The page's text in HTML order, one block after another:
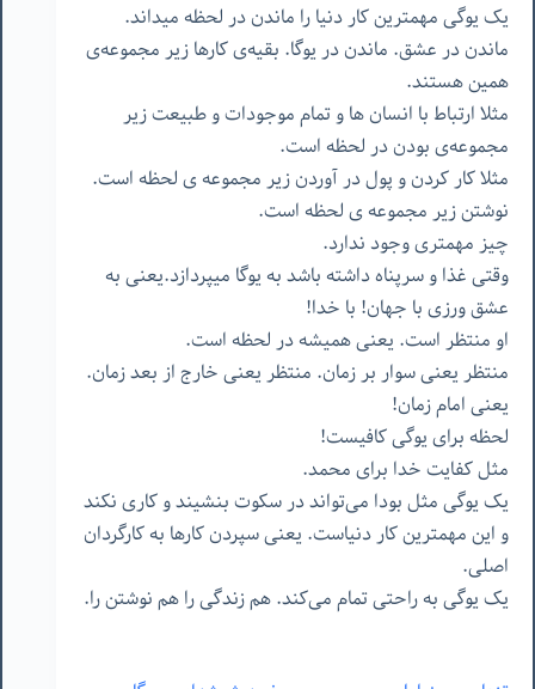
یک یوگی مهمترین کار دنیا را ماندن در لحظه میداند.
ماندن در عشق. ماندن در یوگا. بقیه‌ی کارها زیر مجموعه‌ی
همین هستند.
مثلا ارتباط با انسان ها و تمام موجودات و طبیعت زیر
مجموعه‌ی بودن در لحظه است.
مثلا کار کردن و پول در آوردن زیر مجموعه ی لحظه است.
نوشتن زیر مجموعه ی لحظه است.
چیز مهمتری وجود ندارد.
وقتی غذا و سرپناه داشته باشد به یوگا میپردازد.یعنی به
عشق ورزی با جهان! با خدا!
او منتظر است. یعنی همیشه در لحظه است.
منتظر یعنی سوار بر زمان. منتظر یعنی خارج از بعد زمان.
یعنی امام زمان!
لحظه برای یوگی کافیست!
مثل کفایت خدا برای محمد.
یک یوگی مثل بودا می‌تواند در سکوت بنشیند و کاری نکند
و این مهمترین کار دنیاست. یعنی سپردن کارها به کارگردان
اصلی.
یک یوگی به راحتی تمام می‌کند. هم زندگی را هم نوشتن را.